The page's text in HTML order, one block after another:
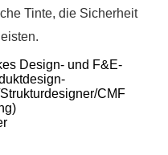
Tinte, die Sicherheit
Design- und F&E-
CMF